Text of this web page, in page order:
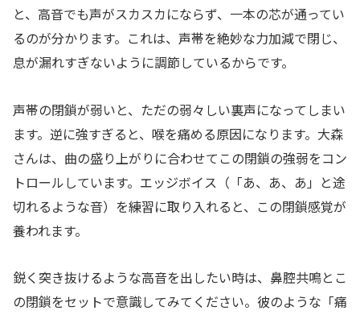
と、高音でも声がスカスカにならず、一本の芯が通ってい
るのが分かります。これは、声帯を絶妙な力加減で閉じ、
息が漏れすぎないように調節しているからです。
声帯の閉鎖が弱いと、ただの弱々しい裏声になってしまい
ます。逆に強すぎると、喉を痛める原因になります。大森
さんは、曲の盛り上がりに合わせてこの閉鎖の強弱をコン
トロールしています。エッジボイス（「あ、あ、あ」と途
切れるような音）を練習に取り入れると、この閉鎖感覚が
養われます。
鋭く突き抜けるような高音を出したい時は、鼻腔共鳴とこ
の閉鎖をセットで意識してみてください。彼のような「痛